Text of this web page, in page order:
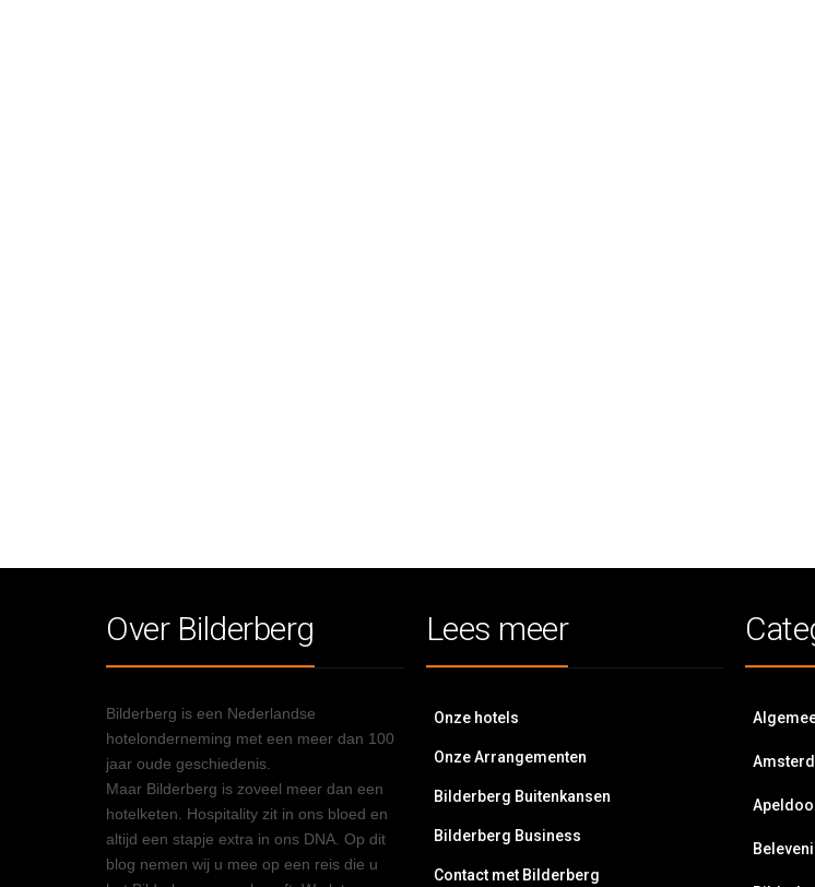
Over Bilderberg
Bilderberg is een Nederlandse
hotelonderneming met een meer dan 100
jaar oude geschiedenis.
Maar Bilderberg is zoveel meer dan een
hotelketen. Hospitality zit in ons bloed en
altijd een stapje extra in ons DNA. Op dit
blog nemen wij u mee op een reis die u
Lees meer
Onze hotels
Onze Arrangementen
Bilderberg Buitenkansen
Bilderberg Business
Contact met Bilderberg